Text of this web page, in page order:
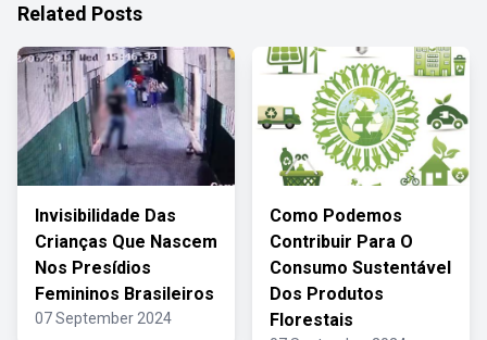
Related Posts
Invisibilidade Das
Crianças Que Nascem
Nos Presídios
Femininos Brasileiros
07 September 2024
Como Podemos
Contribuir Para O
Consumo Sustentável
Dos Produtos
Florestais